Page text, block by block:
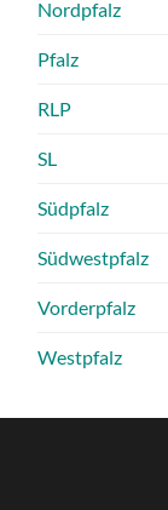
Nordpfalz
Pfalz
RLP
SL
Südpfalz
Südwestpfalz
Vorderpfalz
Westpfalz